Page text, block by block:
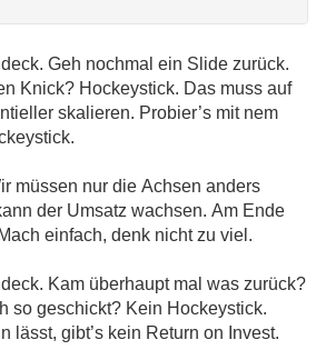
Geh nochmal ein Slide zurück.
Knick? Hockeystick. Das muss auf
skalieren. Probier’s mit nem
müssen nur die Achsen anders
der Umsatz wachsen. Am Ende
einfach, denk nicht zu viel.
Kam überhaupt mal was zurück?
so geschickt? Kein Hockeystick.
lässt, gibt’s kein Return on Invest.